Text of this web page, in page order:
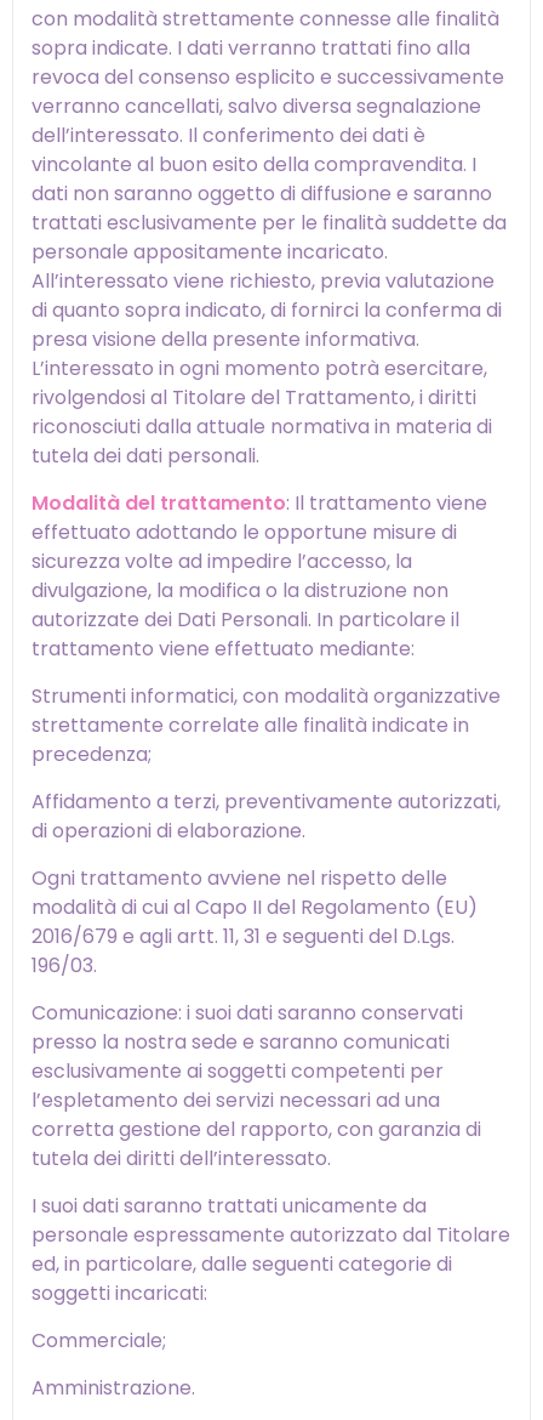
con modalità strettamente connesse alle finalità
sopra indicate. I dati verranno trattati fino alla
revoca del consenso esplicito e successivamente
verranno cancellati, salvo diversa segnalazione
dell’interessato. Il conferimento dei dati è
vincolante al buon esito della compravendita. I
dati non saranno oggetto di diffusione e saranno
trattati esclusivamente per le finalità suddette da
personale appositamente incaricato.
All’interessato viene richiesto, previa valutazione
di quanto sopra indicato, di fornirci la conferma di
presa visione della presente informativa.
L’interessato in ogni momento potrà esercitare,
rivolgendosi al Titolare del Trattamento, i diritti
riconosciuti dalla attuale normativa in materia di
tutela dei dati personali.
Modalità del trattamento: Il trattamento viene
effettuato adottando le opportune misure di
sicurezza volte ad impedire l’accesso, la
divulgazione, la modifica o la distruzione non
autorizzate dei Dati Personali. In particolare il
trattamento viene effettuato mediante:
Strumenti informatici, con modalità organizzative
strettamente correlate alle finalità indicate in
precedenza;
Affidamento a terzi, preventivamente autorizzati,
di operazioni di elaborazione.
Ogni trattamento avviene nel rispetto delle
modalità di cui al Capo II del Regolamento (EU)
2016/679 e agli artt. 11, 31 e seguenti del D.Lgs.
196/03.
Comunicazione: i suoi dati saranno conservati
presso la nostra sede e saranno comunicati
esclusivamente ai soggetti competenti per
l’espletamento dei servizi necessari ad una
corretta gestione del rapporto, con garanzia di
tutela dei diritti dell’interessato.
I suoi dati saranno trattati unicamente da
personale espressamente autorizzato dal Titolare
ed, in particolare, dalle seguenti categorie di
soggetti incaricati:
Commerciale;
Amministrazione.